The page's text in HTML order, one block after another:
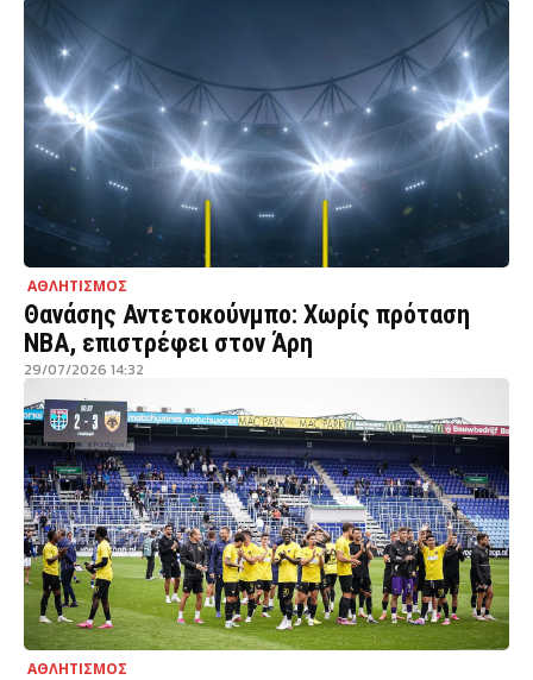
ΑΘΛΗΤΙΣΜΟΣ
Θανάσης Αντετοκούνμπο: Χωρίς πρόταση
NBA, επιστρέφει στον Άρη
29/07/2026 14:32
ΑΘΛΗΤΙΣΜΟΣ